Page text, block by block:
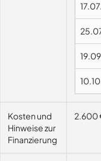
Kosten und
Hinweise zur
Finanzierung
2.600